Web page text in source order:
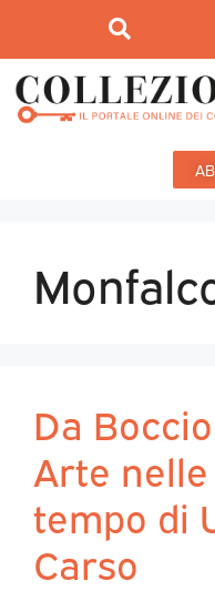
Da
Arte
tempo di
Carso